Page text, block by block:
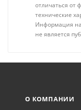
отличаться от
технические
Информация на
не является
О КОМПАНИИ